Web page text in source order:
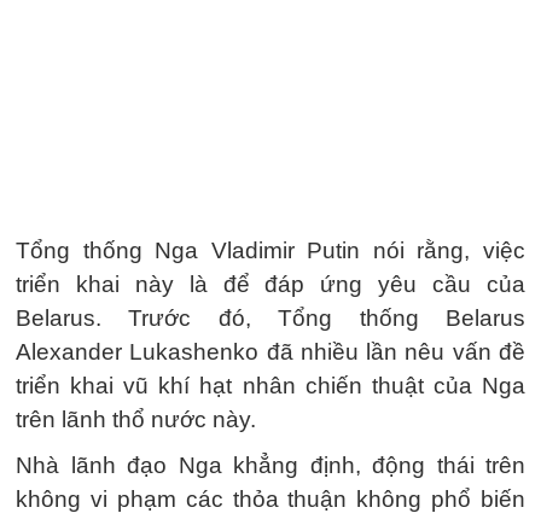
Tổng thống Nga Vladimir Putin nói rằng, việc
triển khai này là để đáp ứng yêu cầu của
Belarus. Trước đó, Tổng thống Belarus
Alexander Lukashenko đã nhiều lần nêu vấn đề
triển khai vũ khí hạt nhân chiến thuật của Nga
trên lãnh thổ nước này.
Nhà lãnh đạo Nga khẳng định, động thái trên
không vi phạm các thỏa thuận không phổ biến